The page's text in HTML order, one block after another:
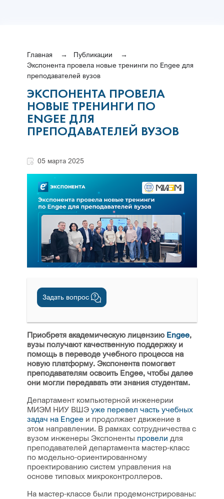
Главная
Публикации
Экспонента провела новые тренинги по Engee для
преподавателей вузов
ЭКСПОНЕНТА ПРОВЕЛА
НОВЫЕ ТРЕНИНГИ ПО
ENGEE ДЛЯ
ПРЕПОДАВАТЕЛЕЙ ВУЗОВ
05 марта 2025
Приобретя академическую лицензию Engee,
вузы получают качественную поддержку и
помощь в переводе учебного процесса на
новую платформу. Экспонента помогает
преподавателям освоить Engee, чтобы далее
они могли передавать эти знания студентам.
Департамент компьютерной инженерии
МИЭМ НИУ ВШЭ уже перевел часть учебных
задач на Engee и продолжает движение в
этом направлении. В рамках сотрудничества с
вузом инженеры Экспоненты провели для
преподавателей департамента мастер-класс
по модельно-ориентированному
проектированию систем управления на
основе типовых микроконтроллеров.
На мастер-классе были продемонстрированы:
Задать вопрос